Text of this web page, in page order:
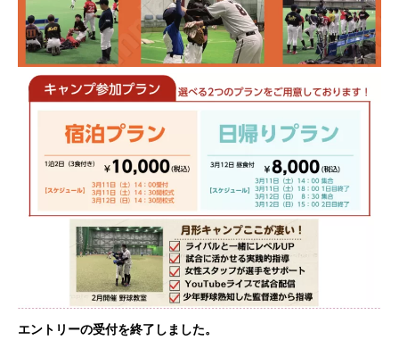
エントリーの受付を終了しました。